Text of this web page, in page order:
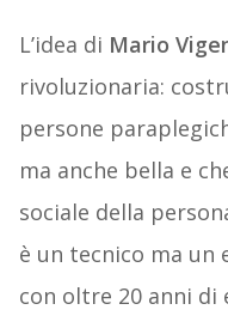
L’idea di Mario
rivoluzionaria:
persone
ma anche bella e
sociale della
è un tecnico ma un
con oltre 20 anni di